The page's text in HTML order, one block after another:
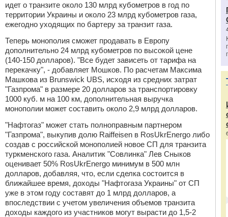
идет о транзите около 130 млрд кубометров в год по
территории Украины и около 23 млрд кубометров газа,
ежегодно уходящих по бартеру за транзит газа.
Теперь монополия сможет продавать в Европу
дополнительно 24 млрд кубометров по высокой цене
(140-150 долларов). "Все будет зависеть от тарифа на
перекачку", - добавляет Мошков. По расчетам Максима
Машкова из Brunswick UBS, исходя из средних затрат
"Газпрома" в размере 20 долларов за транспортировку
1000 куб. м на 100 км, дополнительная выручка
монополии может составить около 2,9 млрд долларов.
"Нафтогаз" может стать полноправным партнером
"Газпрома", выкупив долю Raiffeisen в RosUkrEnergo либо
создав с российской монополией новое СП для транзита
туркменского газа. Аналитик "Совлинка" Лев Сныков
оценивает 50% RosUkrEnergo минимум в 500 млн
долларов, добавляя, что, если сделка состоится в
ближайшее время, доходы "Нафтогаза Украины" от СП
уже в этом году составят до 1 млрд долларов, а
впоследствии с учетом увеличения объемов транзита
доходы каждого из участников могут вырасти до 1,5-2